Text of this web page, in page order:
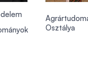
Osztálya